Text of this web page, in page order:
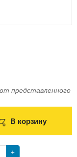
представленного
В корзину
+